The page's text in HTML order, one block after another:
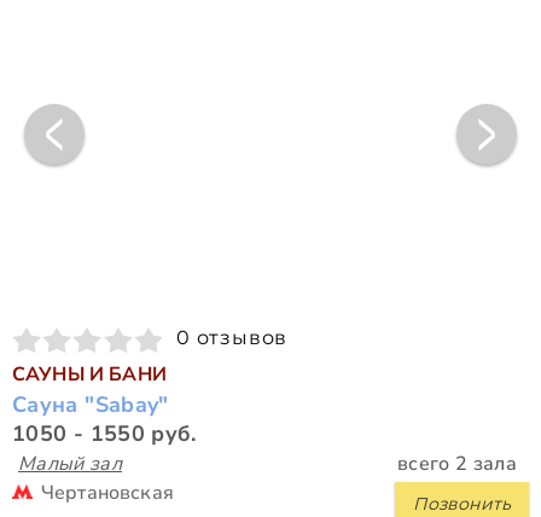
0 отзывов
САУНЫ И БАНИ
Сауна "Sabay"
1050 - 1550 руб.
Малый зал всего 2 зала
Позвонить
Чертановская